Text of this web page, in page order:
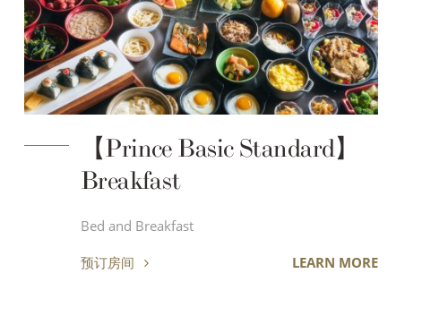
【Prince Basic Standard】
Breakfast
Bed and Breakfast
预订房间 LEARN MORE